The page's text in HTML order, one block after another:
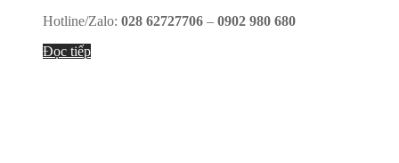
Hotline/Zalo: 028 62727706 – 0902 980 680
Đọc tiếp